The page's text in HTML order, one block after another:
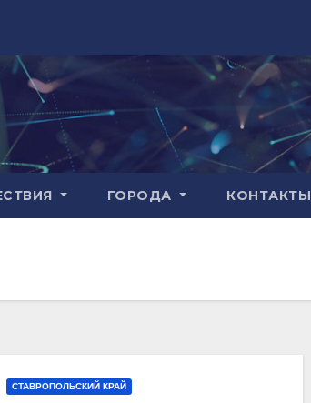
ГОРОДА КОНТАКТЫ
СТАВРОПОЛЬСКИЙ КРАЙ